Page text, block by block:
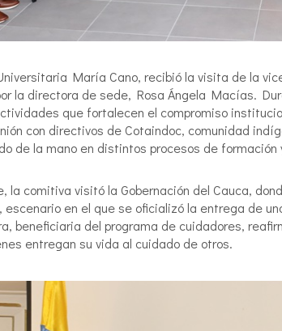
María Cano, recibió la visita de la
la directora de sede, Rosa Ángela Macías.
que fortalecen el compromiso
con directivos de Cotaindoc, comunidad
de la mano en distintos procesos de formación
la comitiva visitó la Gobernación del Cauca,
escenario en el que se oficializó la entrega de
beneficiaria del programa de cuidadores,
entregan su vida al cuidado de otros.